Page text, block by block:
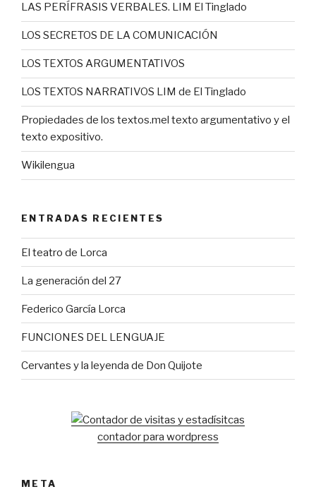
LAS PERÍFRASIS VERBALES. LIM El Tinglado
LOS SECRETOS DE LA COMUNICACIÓN
LOS TEXTOS ARGUMENTATIVOS
LOS TEXTOS NARRATIVOS LIM de El Tinglado
Propiedades de los textos.mel texto argumentativo y el
texto expositivo.
Wikilengua
ENTRADAS RECIENTES
El teatro de Lorca
La generación del 27
Federico García Lorca
FUNCIONES DEL LENGUAJE
Cervantes y la leyenda de Don Quijote
contador para wordpress
META